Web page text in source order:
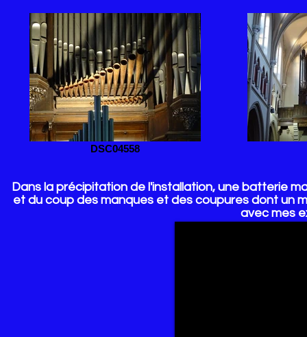
DSC04558
Dans la précipitation de l'installation, une batterie
et du coup des manques et des coupures dont un
avec mes